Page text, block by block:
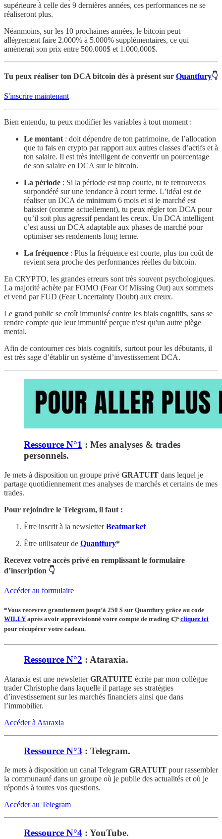
supérieure à celle des 9 dernières années, ces performances ne se
réaliseront plus.
Néanmoins, sur les 10 prochaines années, le bitcoin peut
allègrement faire 2.000% à 5.000% supplémentaires, ce qui
amènerait son prix entre 500.000$ et 1.000.000$.
Tu peux réaliser ton DCA bitcoin dès à présent sur Quantfury👇
S'inscrire maintenant
Bien entendu, tu peux modifier les variables à tout moment :
Le montant : doit dépendre de ton patrimoine, de l’allocation
que tu fais en crypto par rapport aux autres classes d’actifs et à
ton salaire. Il est très intelligent de convertir un pourcentage
de son salaire en DCA sur le bitcoin.
La période : Si la période est trop courte, tu te retrouveras
surpondéré sur une tendance à court terme. L’idéal est de
réaliser un DCA de minimum 6 mois et si le marché est
baissier (comme actuellement), tu peux régler ton DCA pour
qu’il soit plus agressif pendant les creux. Un DCA intelligent
c’est aussi un DCA adaptable aux phases de marché pour
optimiser ses rendements long terme.
La fréquence : Plus la fréquence est courte, plus ton coût de
revient sera proche des performances réelles du bitcoin.
En CRYPTO, les grandes erreurs sont très souvent psychologiques.
La majorité achète par FOMO (Fear Of Missing Out) aux sommets
et vend par FUD (Fear Uncertainty Doubt) aux creux.
Le grand public se croît immunisé contre les biais cognitifs, sans se
rendre compte que leur immunité perçue n'est qu'un autre piège
mental.
Afin de contourner ces biais cognitifs, surtout pour les débutants, il
est très sage d’établir un système d’investissement DCA.
Ressource N°1 : Mes analyses & trades
personnels.
Je mets à disposition un groupe privé GRATUIT dans lequel je
partage quotidiennement mes analyses de marchés et certains de mes
trades.
Pour rejoindre le Telegram, il faut :
Être inscrit à la newsletterBeatmarket
Être utilisateur de Quantfury*
Recevez votre accès privé en remplissant le formulaire
d’inscription 👇
Accéder au formulaire
*Vous recevrez gratuitement jusqu’à 250 $ sur Quantfury grâce au code
WILLY après avoir approvisionné votre compte de trading 👉cliquez ici
pour récupérer votre cadeau.
Ressource N°2 : Ataraxia.
Ataraxia est une newsletterGRATUITE écrite par mon collègue
trader Christophe dans laquelle il partage ses stratégies
d’investissement sur les marchés financiers ainsi que dans
l’immobilier.
Accéder à Ataraxia
Ressource N°3 : Telegram.
Je mets à disposition un canal Telegram GRATUIT pour rassembler
la communauté dans un groupe où je publie des actualités et où je
réponds à toutes vos questions.
Accéder au Telegram
Ressource N°4 : YouTube.